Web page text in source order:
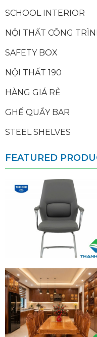
SCHOOL INTERIOR
NỘI THẤT CÔNG
SAFETY BOX
NỘI THẤT 190
HÀNG GIÁ RẺ
GHẾ QUẦY BAR
STEEL SHELVES
FEATURED